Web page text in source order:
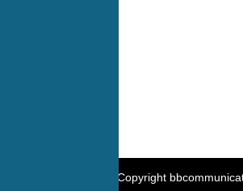
@ Copyright